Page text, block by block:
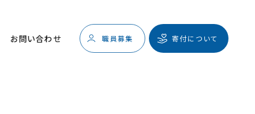
お問い合わせ 職員募集 寄付について